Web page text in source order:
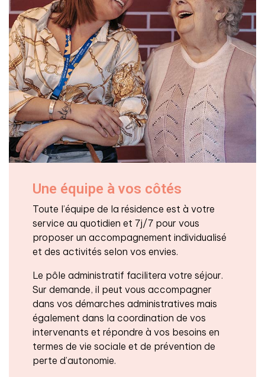
Une équipe à vos côtés
Toute l’équipe de la résidence est à votre
service au quotidien et 7j/7 pour vous
proposer un accompagnement individualisé
et des activités selon vos envies.
Le pôle administratif facilitera votre séjour.
Sur demande, il peut vous accompagner
dans vos démarches administratives mais
également dans la coordination de vos
intervenants et répondre à vos besoins en
termes de vie sociale et de prévention de
perte d’autonomie.